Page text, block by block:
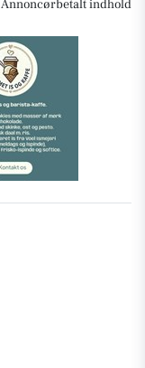
Annoncørbetalt indhold